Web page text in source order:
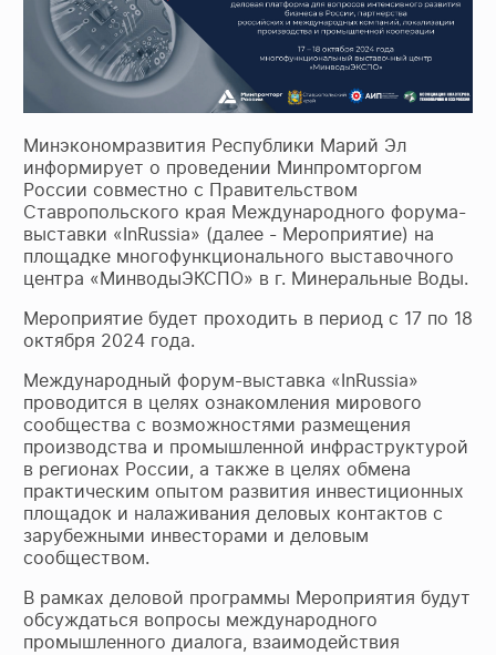
Минэкономразвития Республики Марий Эл
информирует о проведении Минпромторгом
России совместно с Правительством
Ставропольского края Международного форума-
выставки «InRussia» (далее - Мероприятие) на
площадке многофункционального выставочного
центра «МинводыЭКСПО» в г. Минеральные Воды.
Мероприятие будет проходить в период с 17 по 18
октября 2024 года.
Международный форум-выставка «InRussia»
проводится в целях ознакомления мирового
сообщества с возможностями размещения
производства и промышленной инфраструктурой
в регионах России, а также в целях обмена
практическим опытом развития инвестиционных
площадок и налаживания деловых контактов с
зарубежными инвесторами и деловым
сообществом.
В рамках деловой программы Мероприятия будут
обсуждаться вопросы международного
промышленного диалога, взаимодействия